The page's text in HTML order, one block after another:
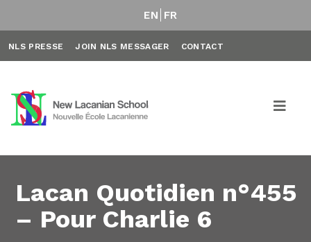
EN FR
NLS PRESSE JOIN NLS MESSAGER CONTACT
Lacan Quotidien n°455
– Pour Charlie 6